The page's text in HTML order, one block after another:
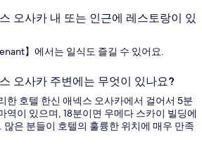
오사카 내 또는 인근에 레스토랑이 있
】에서는 일식도 즐길 수 있어요.
오사카 주변에는 무엇이 있나요?
한 호텔 한신 애넥스 오사카에서 걸어서 5분
역이 있으며, 18분이면 우메다 스카이 빌딩에
많은 분들이 호텔의 훌륭한 위치에 매우 만족